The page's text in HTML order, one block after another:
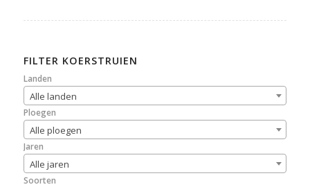
FILTER KOERSTRUIEN
Landen
Alle landen
Ploegen
Alle ploegen
Jaren
Alle jaren
Soorten